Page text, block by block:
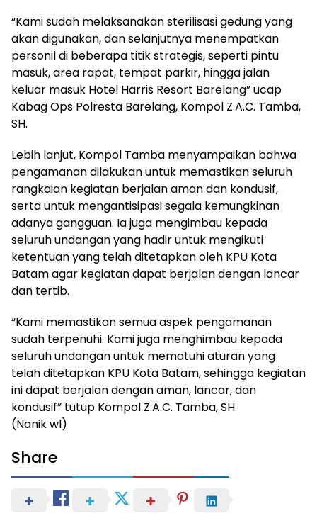
“Kami sudah melaksanakan sterilisasi gedung yang
akan digunakan, dan selanjutnya menempatkan
personil di beberapa titik strategis, seperti pintu
masuk, area rapat, tempat parkir, hingga jalan
keluar masuk Hotel Harris Resort Barelang” ucap
Kabag Ops Polresta Barelang, Kompol Z.A.C. Tamba,
SH.
Lebih lanjut, Kompol Tamba menyampaikan bahwa
pengamanan dilakukan untuk memastikan seluruh
rangkaian kegiatan berjalan aman dan kondusif,
serta untuk mengantisipasi segala kemungkinan
adanya gangguan. Ia juga mengimbau kepada
seluruh undangan yang hadir untuk mengikuti
ketentuan yang telah ditetapkan oleh KPU Kota
Batam agar kegiatan dapat berjalan dengan lancar
dan tertib.
“Kami memastikan semua aspek pengamanan
sudah terpenuhi. Kami juga menghimbau kepada
seluruh undangan untuk mematuhi aturan yang
telah ditetapkan KPU Kota Batam, sehingga kegiatan
ini dapat berjalan dengan aman, lancar, dan
kondusif” tutup Kompol Z.A.C. Tamba, SH.
(Nanik wl)
Share